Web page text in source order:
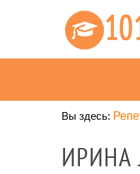
Вы здесь:
ИРИНА